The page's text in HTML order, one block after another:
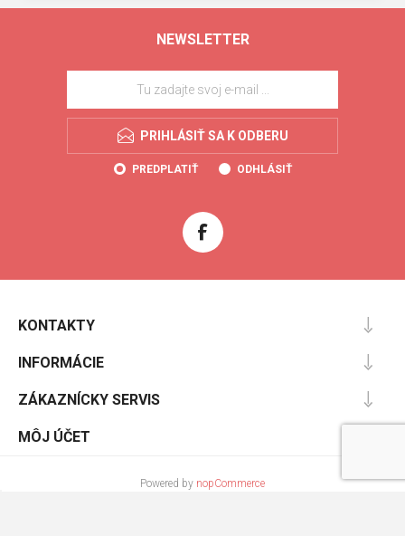
NEWSLETTER
PRIHLÁSIŤ SA K ODBERU
PREDPLATIŤ ODHLÁSIŤ
KONTAKTY
INFORMÁCIE
ZÁKAZNÍCKY SERVIS
MÔJ ÚČET
Powered by nopCommerce